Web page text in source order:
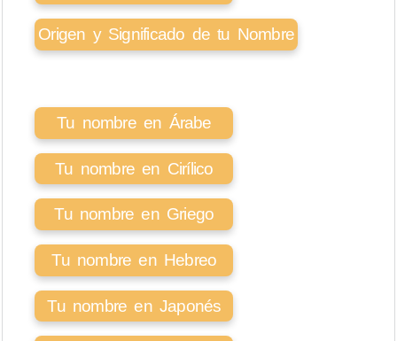
Origen y Significado de tu Nombre
Tu nombre en Árabe
Tu nombre en Cirílico
Tu nombre en Griego
Tu nombre en Hebreo
Tu nombre en Japonés